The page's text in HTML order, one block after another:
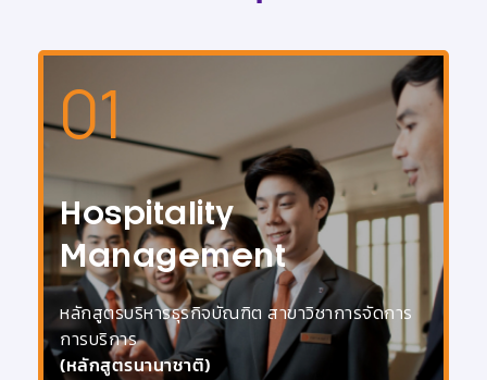
01
Hospitality
Management
หลักสูตรบริหารธุรกิจบัณฑิต สาขาวิชาการจัดการ
การบริการ
(หลักสูตรนานาชาติ)